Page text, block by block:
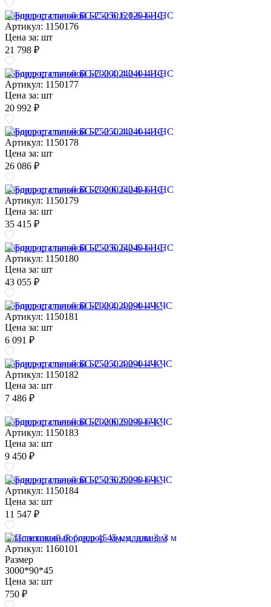
Бордюр стальной БС-250.6.120-6-I-НС
Артикул: 1150176
Цена за: шт
21 798 ₽
Бордюр стальной БС-200.4.240-4-I-НС
Артикул: 1150177
Цена за: шт
20 992 ₽
Бордюр стальной БС-250.4.240-4-I-НС
Артикул: 1150178
Цена за: шт
26 086 ₽
Бордюр стальной БС-200.6.240-6-I-НС
Артикул: 1150179
Цена за: шт
35 415 ₽
Бордюр стальной БС-250.6.240-6-I-НС
Артикул: 1150180
Цена за: шт
43 055 ₽
Бордюр стальной БС-200.4.290-4-I-ЧС
Артикул: 1150181
Цена за: шт
6 091 ₽
Бордюр стальной БС-250.4.290-4-I-ЧС
Артикул: 1150182
Цена за: шт
7 486 ₽
Бордюр стальной БС-200.6.290-6-I-ЧС
Артикул: 1150183
Цена за: шт
9 450 ₽
Бордюр стальной БС-250.6.290-6-I-ЧС
Артикул: 1150184
Цена за: шт
11 547 ₽
Пластиковый бордюр 45 мм, длина 3 м
Артикул: 1160101
Размер
3000*90*45
Цена за: шт
750 ₽